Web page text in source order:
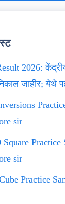
2026:
जाहीर; येथे
sir
Square Practice
sir
Practice